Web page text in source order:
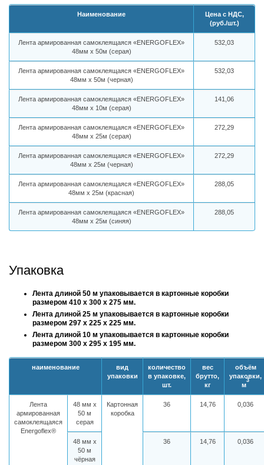
Наименование
Цена с НДС,
(руб./шт.)
Лента армированная самоклеящаяся «ENERGOFLEX»
48мм х 50м (серая)
532,03
Лента армированная самоклеящаяся «ENERGOFLEX»
48мм х 50м (черная)
532,03
Лента армированная самоклеящаяся «ENERGOFLEX»
48мм х 10м (серая)
141,06
Лента армированная самоклеящаяся «ENERGOFLEX»
48мм х 25м (серая)
272,29
Лента армированная самоклеящаяся «ENERGOFLEX»
48мм х 25м (черная)
272,29
Лента армированная самоклеящаяся «ENERGOFLEX»
48мм х 25м (красная)
288,05
Лента армированная самоклеящаяся «ENERGOFLEX»
48мм х 25м (синяя)
288,05
Упаковка
Лента длиной 50 м упаковываeтся в картонные коробки
размером 410 x 300 x 275 мм.
Лента длиной 25 м упаковываeтся в картонные коробки
размером 297 x 225 x 225 мм.
Лента длиной 10 м упаковываeтся в картонные коробки
размером 300 x 295 x 195 мм.
наименование
вид
упаковки
количество
в упаковке,
шт.
вес
брутто,
кг
объём
упаковки,
м
3
Лента
армированная
самоклеящаяся
Energoflex®
48 мм х
50 м
серая
Картонная
коробка
36 14,76 0,036
48 мм х
50 м
чёрная
36 14,76 0,036